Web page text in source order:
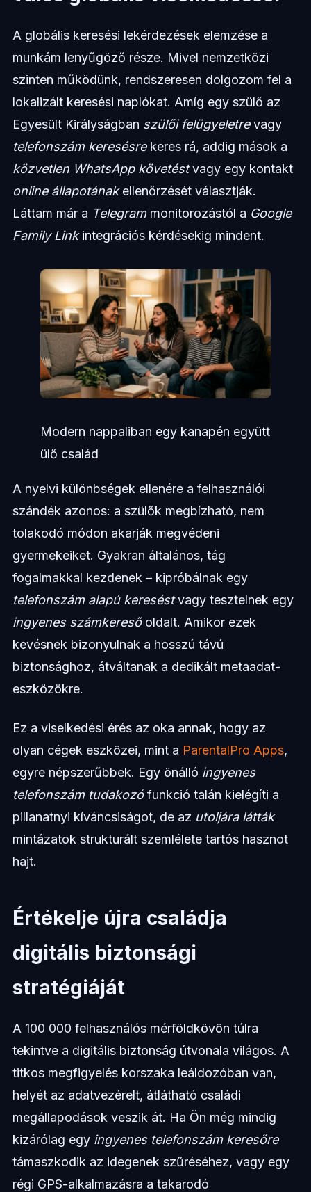
A globális keresési lekérdezések elemzése a
munkám lenyűgöző része. Mivel nemzetközi
szinten működünk, rendszeresen dolgozom fel a
lokalizált keresési naplókat. Amíg egy szülő az
Egyesült Királyságban szülői felügyeletrevagy
telefonszám keresésrekeres rá, addig mások a
közvetlen WhatsApp követéstvagy egy kontakt
online állapotánakellenőrzését választják.
Láttam már a Telegrammonitorozástól a Google
Family Linkintegrációs kérdésekig mindent.
Modern nappaliban egy kanapén együtt
ülő család
A nyelvi különbségek ellenére a felhasználói
szándék azonos: a szülők megbízható, nem
tolakodó módon akarják megvédeni
gyermekeiket. Gyakran általános, tág
fogalmakkal kezdenek – kipróbálnak egy
telefonszám alapú kereséstvagy tesztelnek egy
ingyenes számkeresőoldalt. Amikor ezek
kevésnek bizonyulnak a hosszú távú
biztonsághoz, átváltanak a dedikált metaadat-
eszközökre.
Ez a viselkedési érés az oka annak, hogy az
olyan cégek eszközei, mint a ParentalPro Apps,
egyre népszerűbbek. Egy önálló ingyenes
telefonszám tudakozófunkció talán kielégíti a
pillanatnyi kíváncsiságot, de az utoljára látták
mintázatok strukturált szemlélete tartós hasznot
hajt.
Értékelje újra családja
digitális biztonsági
stratégiáját
A 100 000 felhasználós mérföldkövön túlra
tekintve a digitális biztonság útvonala világos. A
titkos megfigyelés korszaka leáldozóban van,
helyét az adatvezérelt, átlátható családi
megállapodások veszik át. Ha Ön még mindig
kizárólag egy ingyenes telefonszám keresőre
támaszkodik az idegenek szűréséhez, vagy egy
régi GPS-alkalmazásra a takarodó